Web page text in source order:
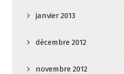
janvier 2013
décembre 2012
novembre 2012